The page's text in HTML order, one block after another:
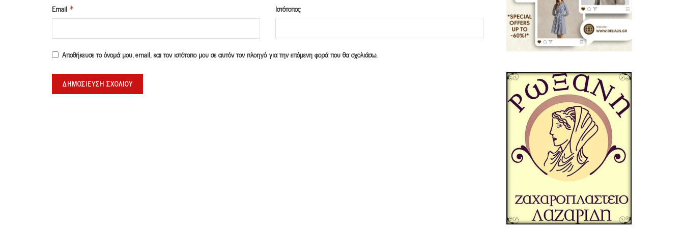
Email * Ιστότοπος
Αποθήκευσε το όνομά μου, email, και τον ιστότοπο μου σε αυτόν τον πλοηγό για την επόμενη φορά που θα σχολιάσω.